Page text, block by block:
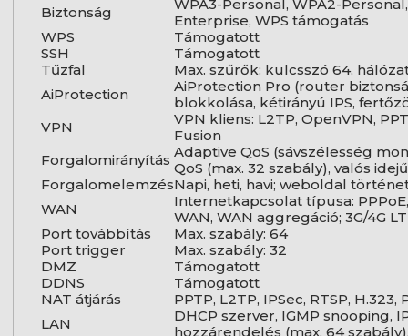
Biztonság
WPA3-Personal, WPA2-
Enterprise, WPS támogatás
WPS
Támogatott
SSH
Támogatott
Tűzfal
Max. szűrők: kulcsszó 64,
AiProtection
AiProtection Pro (router
blokkolása, kétirányú IPS,
VPN
VPN kliens: L2TP, OpenVPN,
Fusion
Forgalomirányítás Adaptive QoS (sávszélesség
QoS (max. 32 szabály), valós
ForgalomelemzésNapi, heti, havi; weboldal
WAN
Internetkapcsolat típusa:
WAN, WAN aggregáció; 3G/4G
Port továbbítás
Max. szabály: 64
Port trigger
Max. szabály: 32
DMZ
Támogatott
DDNS
Támogatott
NAT átjárás
PPTP, L2TP, IPSec, RTSP,
LAN
DHCP szerver, IGMP snooping,
hozzárendelés (max. 64